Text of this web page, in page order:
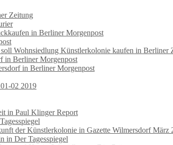
Zeitung
in Berliner Morgenpost
Wohnsiedlung Künstlerkolonie kaufen in Berliner
in Berliner Morgenpost
in Berliner Morgenpost
02 2019
in Paul Klinger Report
der Künstlerkolonie in Gazette Wilmersdorf März
in Der Tagesspiegel